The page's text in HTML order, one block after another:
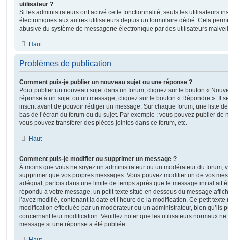
utilisateur ?
Si les administrateurs ont activé cette fonctionnalité, seuls les utilisateurs
électroniques aux autres utilisateurs depuis un formulaire dédié. Cela
abusive du système de messagerie électronique par des utilisateurs
Haut
Problèmes de publication
Comment puis-je publier un nouveau sujet ou une réponse ?
Pour publier un nouveau sujet dans un forum, cliquez sur le bouton «
réponse à un sujet ou un message, cliquez sur le bouton « Répondre ». Il
inscrit avant de pouvoir rédiger un message. Sur chaque forum, une liste
bas de l’écran du forum ou du sujet. Par exemple : vous pouvez publier de
vous pouvez transférer des pièces jointes dans ce forum, etc.
Haut
Comment puis-je modifier ou supprimer un message ?
À moins que vous ne soyez un administrateur ou un modérateur du forum,
supprimer que vos propres messages. Vous pouvez modifier un de vos
adéquat, parfois dans une limite de temps après que le message initial ait
répondu à votre message, un petit texte situé en dessous du message
l’avez modifié, contenant la date et l’heure de la modification. Ce petit texte
modification effectuée par un modérateur ou un administrateur, bien qu’ils
concernant leur modification. Veuillez noter que les utilisateurs normaux
message si une réponse a été publiée.